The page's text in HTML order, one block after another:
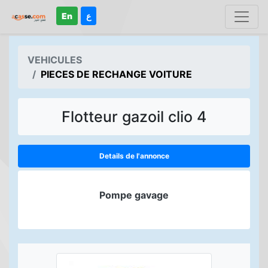
En ع
VEHICULES
PIECES DE RECHANGE VOITURE
Flotteur gazoil clio 4
Details de l'annonce
Pompe gavage